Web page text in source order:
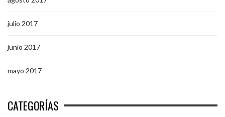
julio 2017
junio 2017
mayo 2017
CATEGORÍAS